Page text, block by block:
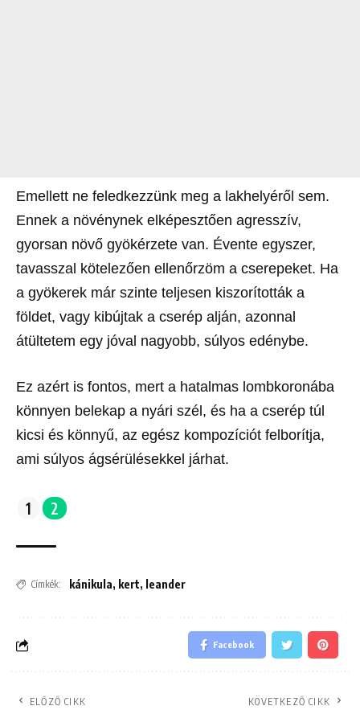
Emellett ne feledkezzünk meg a lakhelyéről sem.
Ennek a növénynek elképesztően agresszív,
gyorsan növő gyökérzete van. Évente egyszer,
tavasszal kötelezően ellenőrzöm a cserepeket. Ha
a gyökerek már szinte teljesen kiszorították a
földet, vagy kibújtak a cserép alján, azonnal
átültetem egy jóval nagyobb, súlyos edénybe.
Ez azért is fontos, mert a hatalmas lombkoronába
könnyen belekap a nyári szél, és ha a cserép túl
kicsi és könnyű, az egész kompozíciót felborítja,
ami súlyos ágsérülésekkel járhat.
1 2
Címkék: kánikula, kert, leander
Facebook
ELŐZŐ CIKK
KÖVETKEZŐ CIKK